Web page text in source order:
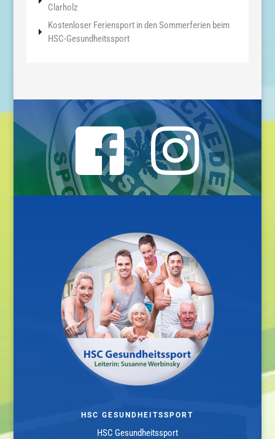
Clarholz
Kostenloser Feriensport in den Sommerferien beim
HSC-Gesundheitssport
HSC GESUNDHEITSSPORT
HSC Gesundheitssport